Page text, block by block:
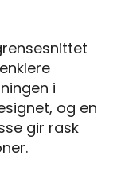
i
og en
gir rask